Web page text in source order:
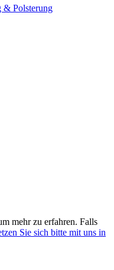
& Polsterung
mehr zu erfahren. Falls
Sie sich bitte mit uns in